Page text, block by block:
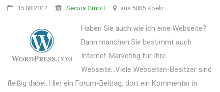
15.08.2012 Secura GmbH aus 5085 Koeln
Haben Sie auch wie ich eine Webseite?
Dann manchen Sie bestimmt auch
Internet-Marketing für Ihre
Webseite...Viele Webseiten-Besitzer sind
fleißig dabei: Hier ein Forum-Beitrag, dort ein Kommentar in